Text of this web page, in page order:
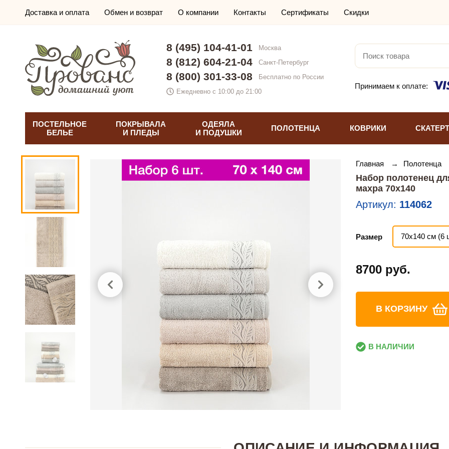
Доставка и оплата Обмен и возврат О компании Контакты Сертификаты Скидки
8 (495) 104-41-01 Москва
8 (812) 604-21-04 Санкт-Петербург
8 (800) 301-33-08
Бесплатно по России
Ежедневно с 10:00 до 21:00
Принимаем к оплате:
ПОСТЕЛЬНОЕ
БЕЛЬЕ
ПОКРЫВАЛА
И ПЛЕДЫ
ОДЕЯЛА
И ПОДУШКИ
ПОЛОТЕНЦА КОВРИКИ
Главная → Полотенца
Набор полотенец
махра 70х140
Артикул: 114062
Размер 70х140 см (6
8700 руб.
В КОРЗИНУ
В НАЛИЧИИ